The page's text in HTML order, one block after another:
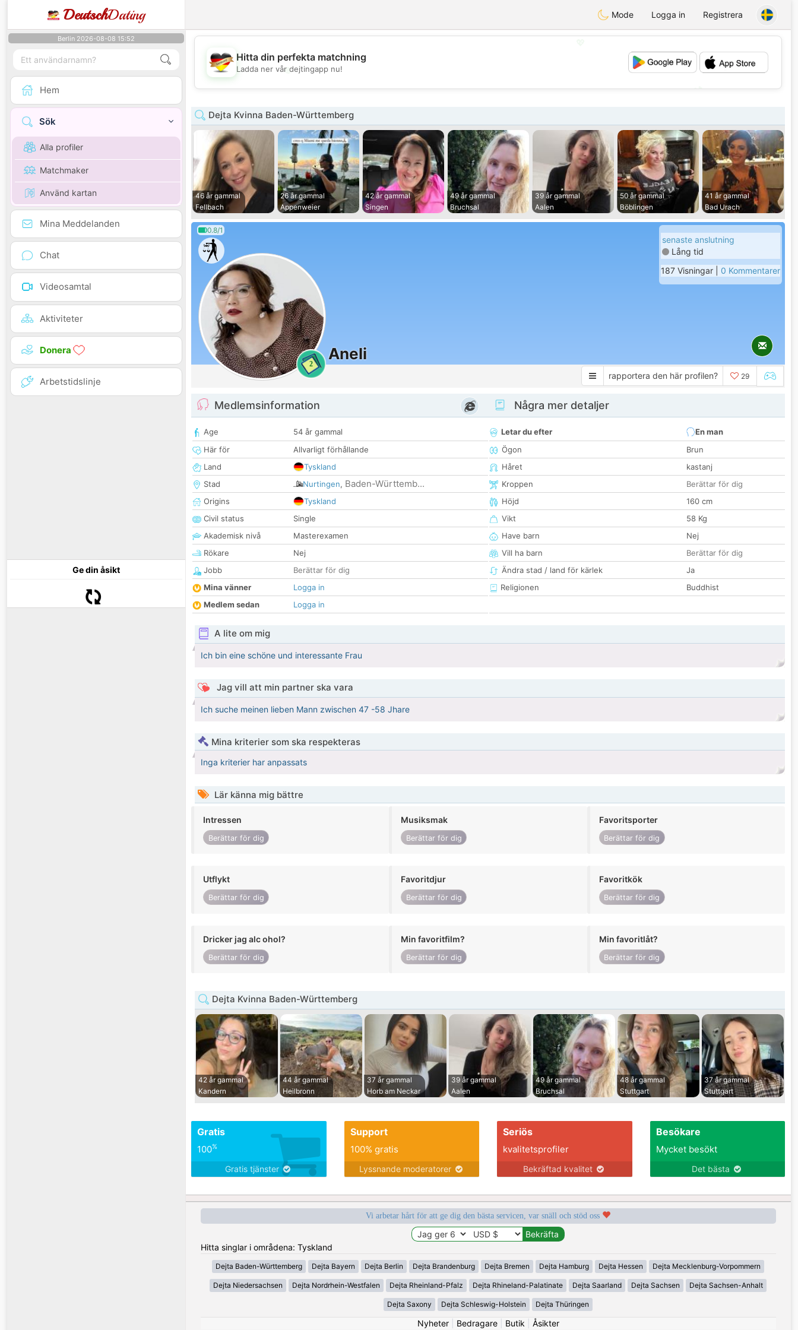
DeutschDating Mode Logga in Registrera
Berlin 2026-08-08 15:52
Hem
Sök
Alla profiler
Matchmaker
Använd kartan
Mina Meddelanden
Chat
Videosamtal
Aktiviteter
Donera
Arbetstidslinje
Ge din åsikt
💖
💕
Hitta din perfekta matchning
Ladda ner vår dejtingapp nu!
Dejta Kvinna Baden-Württemberg
46 år gammal
Fellbach
26 år gammal
Appenweier
42 år gammal
Singen
49 år gammal
Bruchsal
39 år gammal
Aalen
50 år gammal
Böblingen
41 år gammal
Bad Urach
0.8/1
2
Aneli
senaste anslutning
Lång tid
187 Visningar | 0 Kommentarer
rapportera den här profilen? 29
Medlemsinformation
Age
54 år gammal
Här för
Allvarligt förhållande
Land
Tyskland
Stad
Nurtingen, Baden-Württemb...
Origins
Tyskland
Civil status
Single
Akademisk nivå
Masterexamen
Rökare
Nej
Jobb
Berättar för dig
Mina vänner
Logga in
Medlem sedan
Logga in
Några mer detaljer
Letar du efter
En man
Ögon
Brun
Håret
kastanj
Kroppen
Berättar för dig
Höjd
160 cm
Vikt
58 Kg
Have barn
Nej
Vill ha barn
Berättar för dig
Ändra stad / land för kärlek
Ja
Religionen
Buddhist
A lite om mig
Ich bin eine schöne und interessante Frau
Jag vill att min partner ska vara
Ich suche meinen lieben Mann zwischen 47 -58 Jhare
Mina kriterier som ska respekteras
Inga kriterier har anpassats
Lär känna mig bättre
Intressen
Berättar för dig
Musiksmak
Berättar för dig
Favoritsporter
Berättar för dig
Utflykt
Berättar för dig
Favoritdjur
Berättar för dig
Favoritkök
Berättar för dig
Dricker jag alc ohol?
Berättar för dig
Min favoritfilm?
Berättar för dig
Min favoritlåt?
Berättar för dig
Dejta Kvinna Baden-Württemberg
42 år gammal
Kandern
44 år gammal
Heilbronn
37 år gammal
Horb am Neckar
39 år gammal
Aalen
49 år gammal
Bruchsal
48 år gammal
Stuttgart
37 år gammal
Stuttgart
Gratis
100%
Gratis tjänster
Support
100% gratis
Lyssnande moderatorer
Seriös
kvalitetsprofiler
Bekräftad kvalitet
Besökare
Mycket besökt
Det bästa
Vi arbetar hårt för att ge dig den bästa servicen, var snäll och stöd oss
Hitta singlar i områdena: Tyskland
Dejta Baden-Württemberg Dejta Bayern Dejta Berlin Dejta Brandenburg Dejta Bremen Dejta Hamburg Dejta Hessen Dejta Mecklenburg-Vorpommern
Dejta Niedersachsen Dejta Nordrhein-Westfalen Dejta Rheinland-Pfalz Dejta Rhineland-Palatinate Dejta Saarland Dejta Sachsen Dejta Sachsen-Anhalt
Dejta Saxony Dejta Schleswig-Holstein Dejta Thüringen
Nyheter| Bedragare| Butik Åsikter